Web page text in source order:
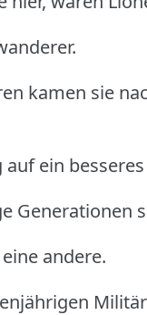
kamen sie
ein besseres
Generationen
andere.